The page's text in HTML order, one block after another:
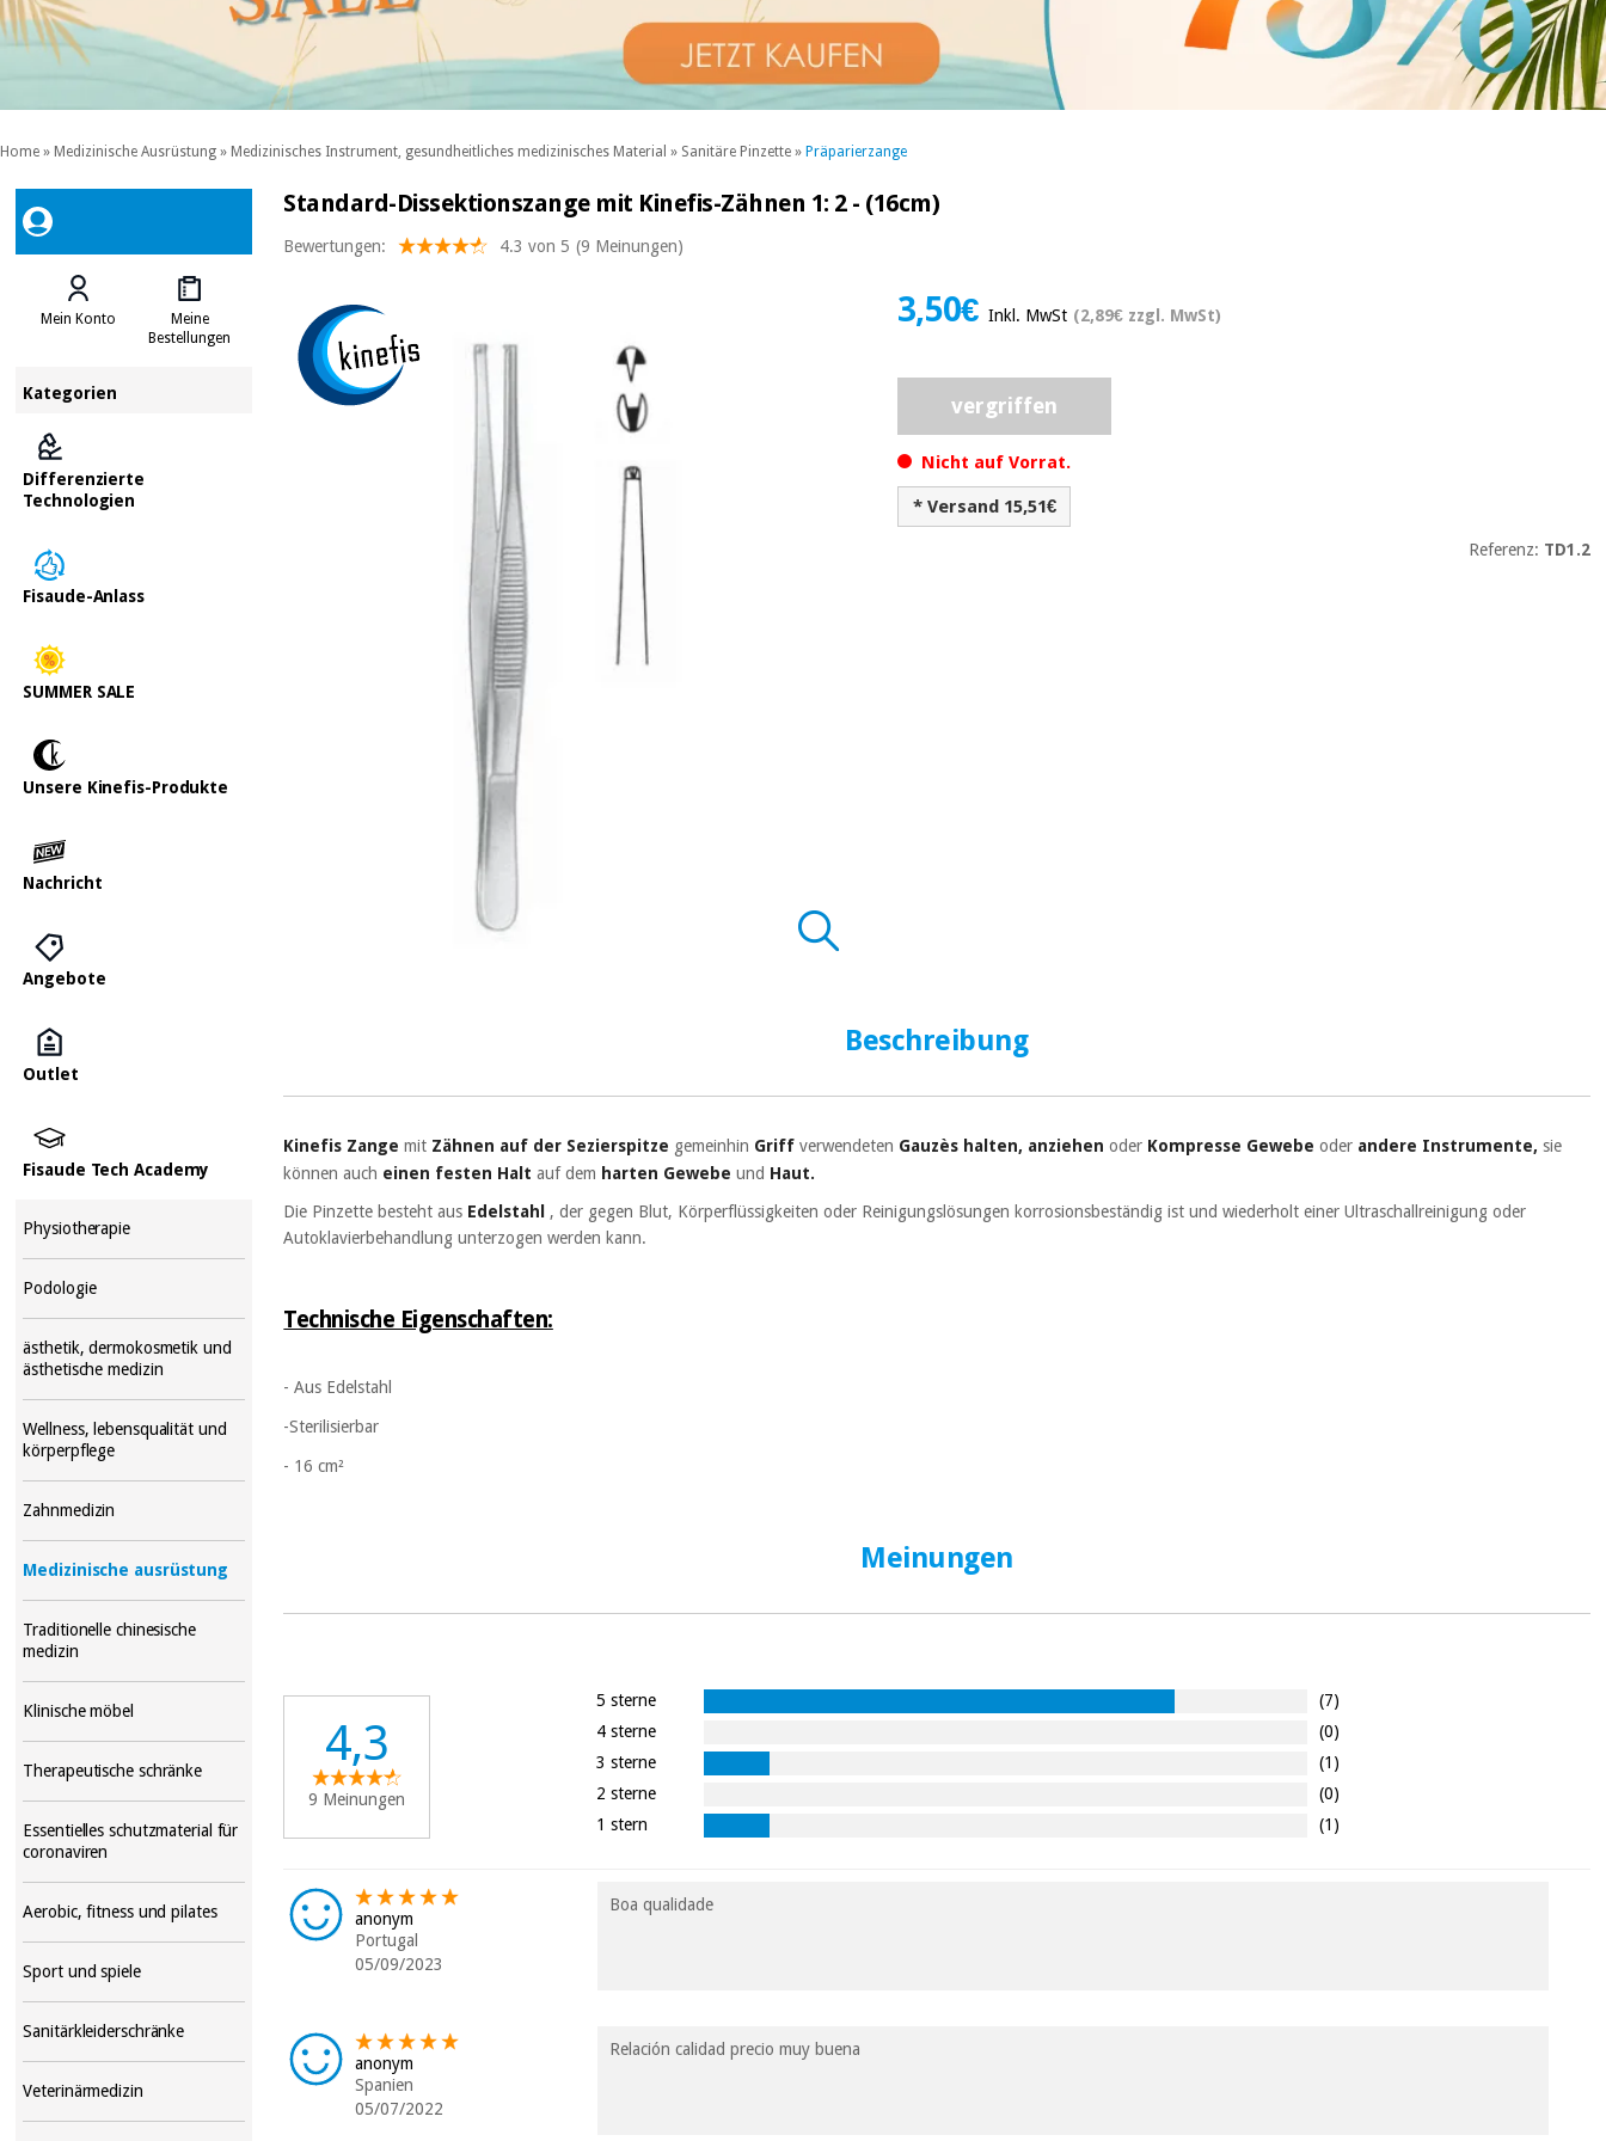
Home » Medizinische Ausrüstung » Medizinisches Instrument, gesundheitliches medizinisches Material » Sanitäre Pinzette » Präparierzange
Mein Konto
Meine
Bestellungen
Kategorien
Differenzierte
Technologien
Fisaude-Anlass
SUMMER SALE
Unsere Kinefis-Produkte
Nachricht
Angebote
Outlet
Fisaude Tech Academy
Physiotherapie
Podologie
ästhetik, dermokosmetik und
ästhetische medizin
Wellness, lebensqualität und
körperpflege
Zahnmedizin
Medizinische ausrüstung
Traditionelle chinesische
medizin
Klinische möbel
Therapeutische schränke
Essentielles schutzmaterial für
coronaviren
Aerobic, fitness und pilates
Sport und spiele
Sanitärkleiderschränke
Veterinärmedizin
Standard-Dissektionszange mit Kinefis-Zähnen 1: 2 - (16cm)
Bewertungen: 4.3 von 5 (9 Meinungen)
3,50€Inkl. MwSt (2,89€ zzgl. MwSt)
vergriffen
Nicht auf Vorrat.
* Versand 15,51€
Referenz: TD1.2
Beschreibung
Kinefis Zange mit Zähnen auf der Sezierspitze gemeinhin Griff verwendeten Gauzès halten, anziehen oder Kompresse Gewebe oder andere Instrumente, sie
können auch einen festen Halt auf dem harten Gewebe und Haut.
Die Pinzette besteht aus Edelstahl
, der gegen Blut, Körperflüssigkeiten oder Reinigungslösungen korrosionsbeständig ist und wiederholt einer Ultraschallreinigung oder
Autoklavierbehandlung unterzogen werden kann.
Technische Eigenschaften:
- Aus Edelstahl
-Sterilisierbar
- 16 cm²
Meinungen
4,3
9 Meinungen
5 sterne
(7)
4 sterne
(0)
3 sterne
(1)
2 sterne
(0)
1 stern
(1)
anonym
Portugal
05/09/2023
Boa qualidade
anonym
Spanien
05/07/2022
Relación calidad precio muy buena